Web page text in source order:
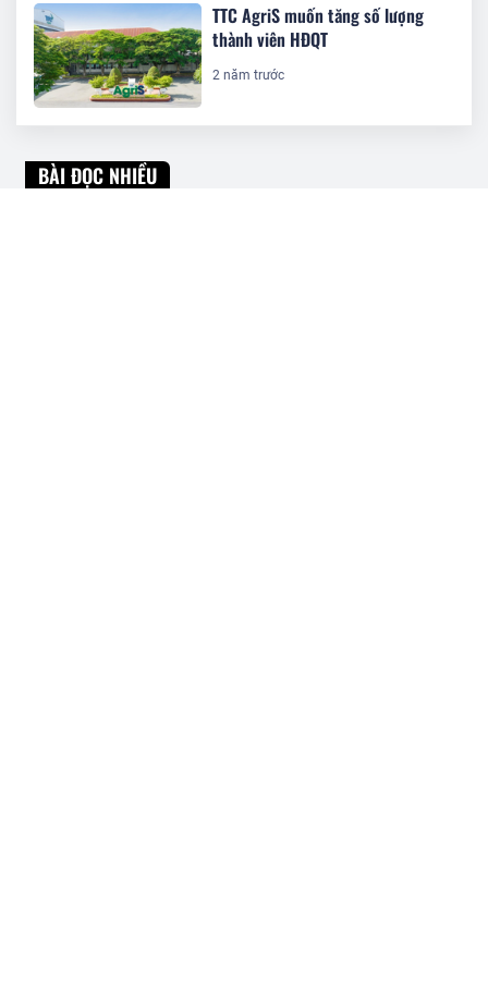
TTC AgriS muốn tăng số lượng
thành viên HĐQT
2 năm trước
BÀI ĐỌC NHIỀU